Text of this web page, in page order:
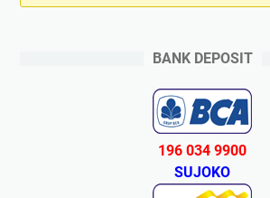
BANK DEPOSIT
196 034 9900
SUJOKO